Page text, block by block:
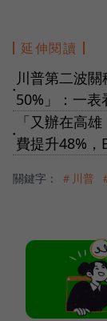
延伸閱讀
●
川普第二波
50%」：一表
●
「又辦在高
費提升48%
關鍵字： ＃川普